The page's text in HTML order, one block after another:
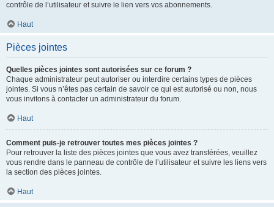
contrôle de l’utilisateur et suivre le lien vers vos abonnements.
Haut
Pièces jointes
Quelles pièces jointes sont autorisées sur ce forum ?
Chaque administrateur peut autoriser ou interdire certains types de pièces
jointes. Si vous n’êtes pas certain de savoir ce qui est autorisé ou non, nous
vous invitons à contacter un administrateur du forum.
Haut
Comment puis-je retrouver toutes mes pièces jointes ?
Pour retrouver la liste des pièces jointes que vous avez transférées, veuillez
vous rendre dans le panneau de contrôle de l’utilisateur et suivre les liens vers
la section des pièces jointes.
Haut